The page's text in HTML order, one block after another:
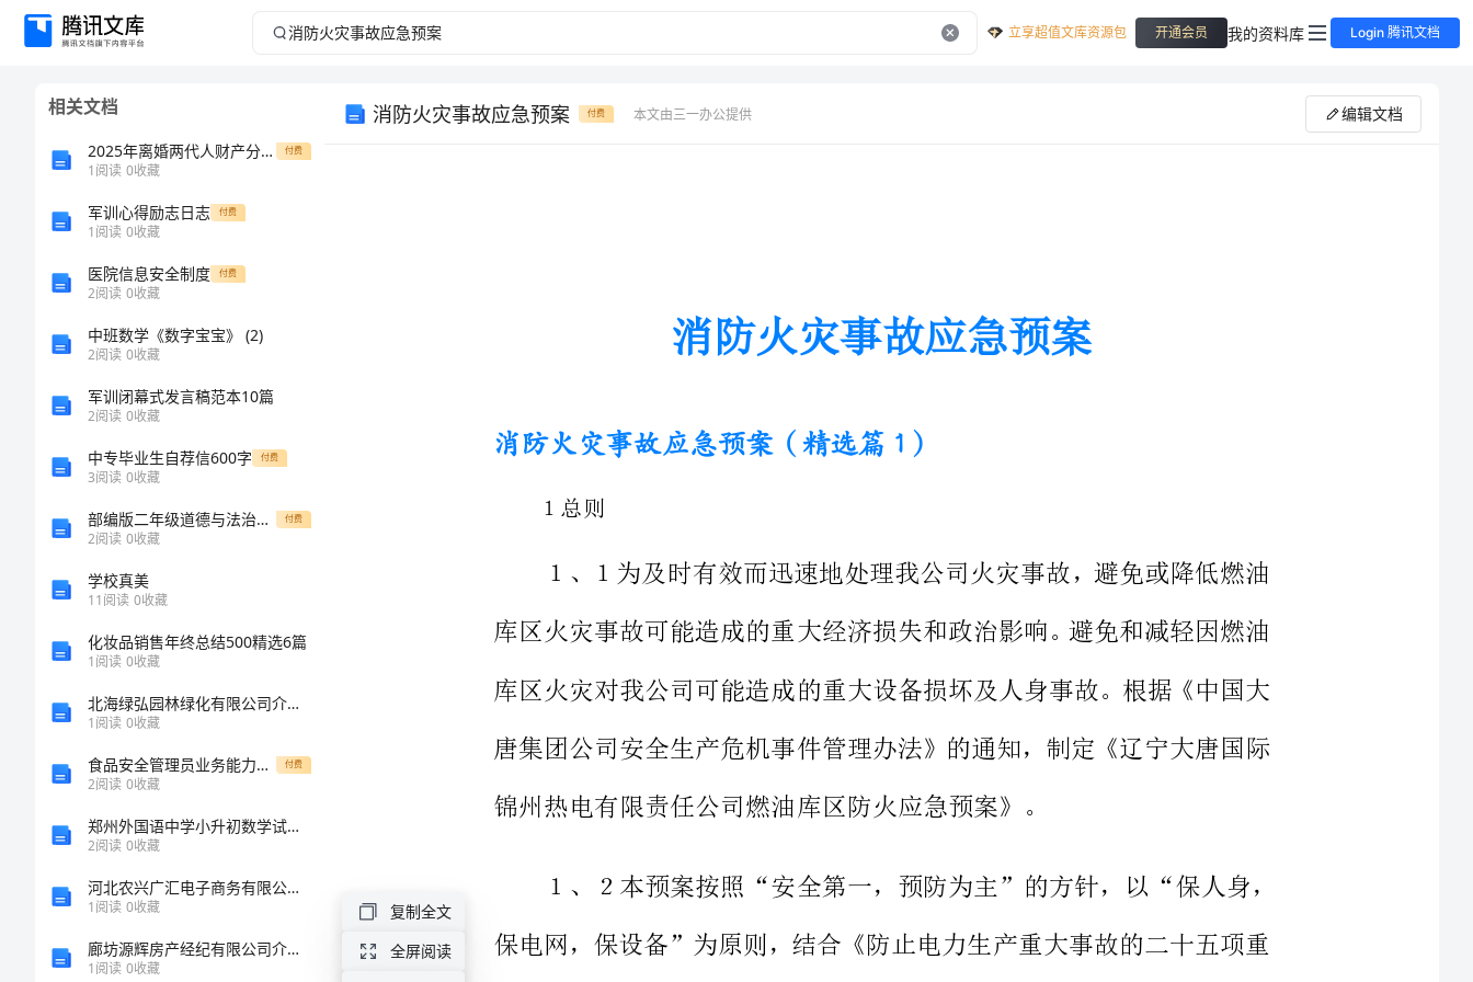
消
立享超值文库资源包 开通会员 我的资料库 Login 腾讯文档
相关文档
2025年离婚两代人财产分配合同范本 付费
1阅读 0收藏
军训心得励志日志 付费
1阅读 0收藏
医院信息安全制度 付费
2阅读 0收藏
中班数学《数字宝宝》 (2)
2阅读 0收藏
军训闭幕式发言稿范本10篇
2阅读 0收藏
中专毕业生自荐信600字 付费
3阅读 0收藏
部编版二年级道德与法治上册第二次月考测试卷汇编 付费
2阅读 0收藏
学校真美
11阅读 0收藏
化妆品销售年终总结500精选6篇
1阅读 0收藏
北海绿弘园林绿化有限公司介绍企业发展分析报告
1阅读 0收藏
食品安全管理员业务能力检测试卷C卷 附解析 付费
2阅读 0收藏
郑州外国语中学小升初数学试卷附参考答案（轻巧夺冠）
2阅读 0收藏
河北农兴广汇电子商务有限公司介绍企业发展分析报告
1阅读 0收藏
廊坊源辉房产经纪有限公司介绍企业发展分析报告
1阅读 0收藏
消防火灾事故应急预案 付费 本文由三一办公提供 编辑文档
政府部门和周边的社会力量。总经理是本危机事件管理工作的第一责任
人，全面负责本企业危机事件管理工作。各部门一把手是本单位危机事
消防火灾事故应急预案（精选篇1）
唐集团公司安全生产危机事件管理办法》的通知，制定《辽宁大唐国际
锦州热电有限责任公司燃油库区防火应急预案》。
１、２本预案按照“安全第一，预防为主”的方针，以“保人身，
保电网，保设备”为原则，结合《防止电力生产重大事故的二十五项重
复制全文
全屏阅读